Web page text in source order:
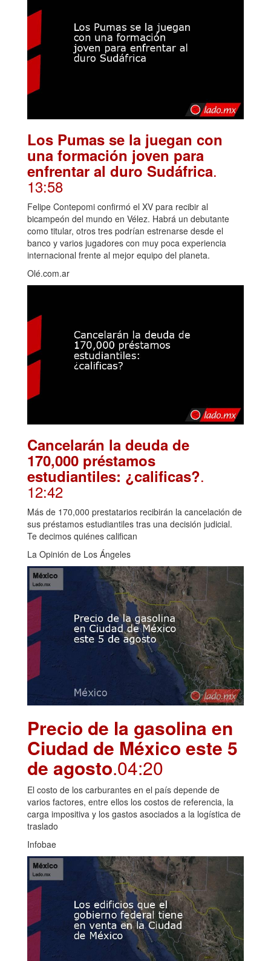
Los Pumas se la juegan con
una formación joven para
enfrentar al duro Sudáfrica.
13:58
Felipe Contepomi confirmó el XV para recibir al
bicampeón del mundo en Vélez. Habrá un debutante
como titular, otros tres podrían estrenarse desde el
banco y varios jugadores con muy poca experiencia
internacional frente al mejor equipo del planeta.
Olé.com.ar
Cancelarán la deuda de
170,000 préstamos
estudiantiles: ¿calificas?.
12:42
Más de 170,000 prestatarios recibirán la cancelación de
sus préstamos estudiantiles tras una decisión judicial.
Te decimos quiénes califican
La Opinión de Los Ángeles
Precio de la gasolina en
Ciudad de México este 5
de agosto.04:20
El costo de los carburantes en el país depende de
varios factores, entre ellos los costos de referencia, la
carga impositiva y los gastos asociados a la logística de
traslado
Infobae